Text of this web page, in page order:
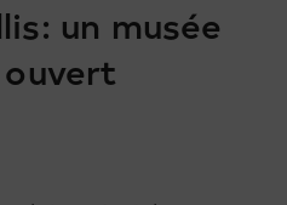
un musée